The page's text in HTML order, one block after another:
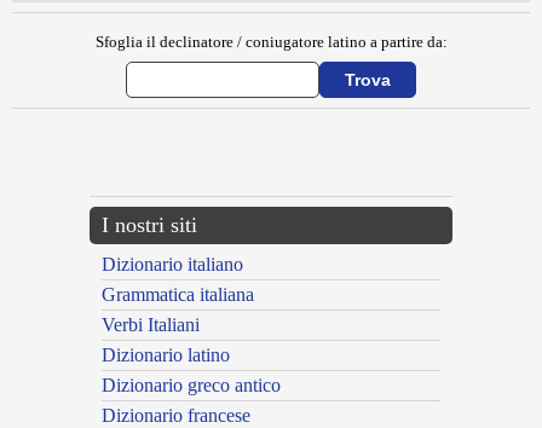
Sfoglia il declinatore / coniugatore latino a partire da:
I nostri siti
Dizionario italiano
Grammatica italiana
Verbi Italiani
Dizionario latino
Dizionario greco antico
Dizionario francese